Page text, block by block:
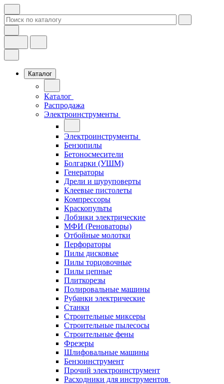
Каталог
Каталог
Распродажа
Электроинструменты
Электроинструменты
Бензопилы
Бетоносмесители
Болгарки (УШМ)
Генераторы
Дрели и шуруповерты
Клеевые пистолеты
Компрессоры
Краскопульты
Лобзики электрические
МФИ (Реноваторы)
Отбойные молотки
Перфораторы
Пилы дисковые
Пилы торцовочные
Пилы цепные
Плиткорезы
Полировальные машины
Рубанки электрические
Станки
Строительные миксеры
Строительные пылесосы
Строительные фены
Фрезеры
Шлифовальные машины
Бензоинструмент
Прочий электроинструмент
Расходники для инструментов